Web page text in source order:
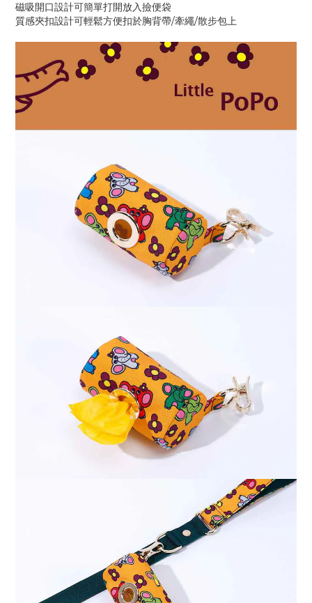
磁吸開口設計可簡單打開放入撿便袋
質感夾扣設計可輕鬆方便扣於胸背帶/牽繩/散步包上